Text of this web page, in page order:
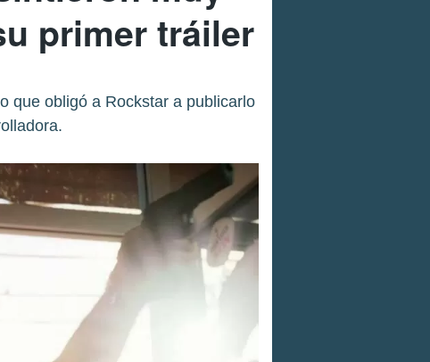
primer tráiler
que obligó a Rockstar a publicarlo